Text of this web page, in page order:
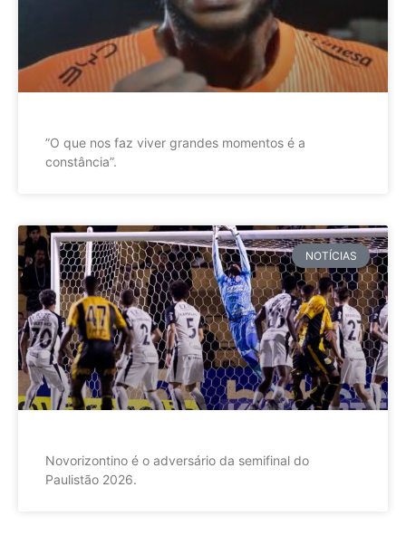
”O que nos faz viver grandes momentos é a
constância”.
NOTÍCIAS
Novorizontino é o adversário da semifinal do
Paulistão 2026.